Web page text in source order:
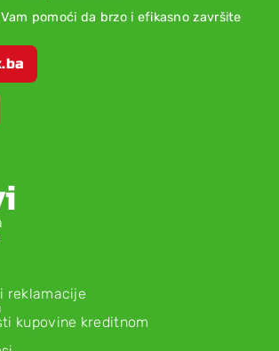
pomoći da brzo i efikasno završite
reklamacije
kupovine kreditnom